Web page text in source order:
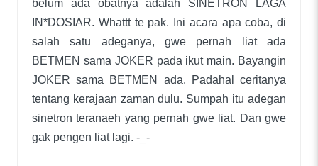
belum ada obatnya adalah SINETRON LAGA
IN*DOSIAR. Whattt te pak. Ini acara apa coba, di
salah satu adeganya, gwe pernah liat ada
BETMEN sama JOKER pada ikut main. Bayangin
JOKER sama BETMEN ada. Padahal ceritanya
tentang kerajaan zaman dulu. Sumpah itu adegan
sinetron teranaeh yang pernah gwe liat. Dan gwe
gak pengen liat lagi. -_-